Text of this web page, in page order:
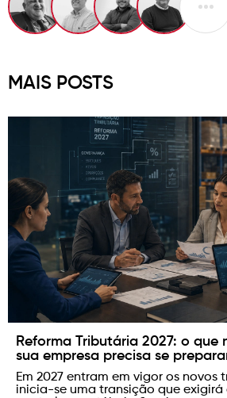
MAIS POSTS
Inventário patrimonial: como
de ativos da sua empresa com
técnica
Mais do que identificar os bens